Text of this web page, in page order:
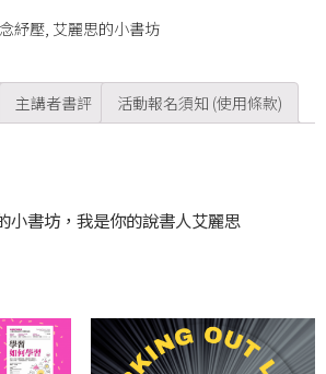
紓壓, 艾麗思的小書坊
主講者書評 活動報名須知 (使用條款)
小書坊，我是你的說書人艾麗思